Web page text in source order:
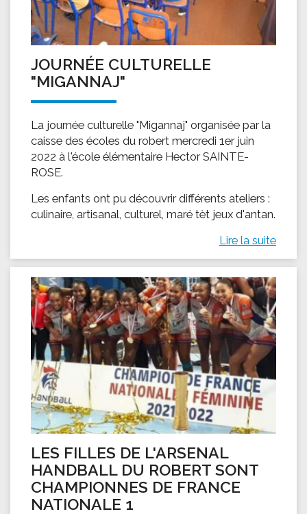
JOURNÉE CULTURELLE
"MIGANNAJ"
La journée culturelle "Migannaj" organisée par la
caisse des écoles du robert mercredi 1er juin
2022 à l'école élémentaire Hector SAINTE-
ROSE.
Les enfants ont pu découvrir différents ateliers :
culinaire, artisanal, culturel, maré tèt jeux d'antan.
Lire la suite
LES FILLES DE L'ARSENAL
HANDBALL DU ROBERT SONT
CHAMPIONNES DE FRANCE
NATIONALE 1